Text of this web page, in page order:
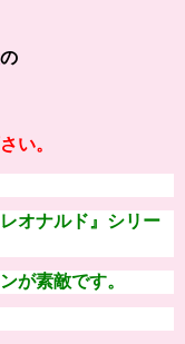
の
い。
レオナルド 』シリー
が素敵です。